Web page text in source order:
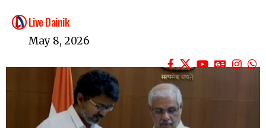
Live Dainik
May 8, 2026